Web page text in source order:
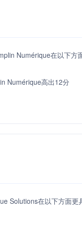
Numérique在以下方
Numérique高出12分
Solutions在以下方面更